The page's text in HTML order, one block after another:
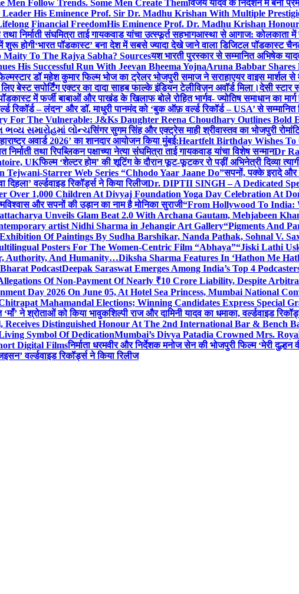
Follow Trends. Some Men Create Themविजय यादव के निर्देशन में बनी
Leader His Eminence Prof. Sir Dr. Madhu Krishan With Multiple
Financial FreedomHis Eminence Prof. Dr. Madhu Krishan
निर्माती संघमित्रा ताई गायकवाड यांचा उत्स्फूर्त सहभागआस्था से आगाज: कोलकाता में
शुरू होगी‘भारत पॉडकास्ट’ बना देश में सबसे ज्यादा देखे जाने वाला डिजिटल पॉडकास्ट
To The Rajya Sabha? Sourcesयश भारती पुरस्कार से सम्मानित अभिषेक
His Successful Run With Jeevan Bheema YojnaAruna Babbar Shares
डॉ महेश कुमार फिल्म भोज का ट्रेलर भोजपुरी समाज ने सराहाएयर वाइस मार्शल
बेस्ट सपोर्टिंग एक्टर का दादा साहब फाल्के इंडियन टेलीविज़न अवॉर्ड मिला।देसी स्टार
में फर्जी बाबाओं और पाखंड के खिलाफ बोले रोहित भार्गव- ज्योतिष समाधान का
रिकॉर्ड – लंदन’ और डॉ. माधुरी पानमंद को ‘बुक ऑफ़ वर्ल्ड रिकॉर्ड – USA’ से सम्मानित
For The Vulnerable: J&Ks Daughter Reena Choudhary Outlines Bold
સમારોહમાં લોન્ચसिंगर सुगम सिंह और एक्ट्रेस माही श्रीवास्तव का भोजपुरी
अवार्ड 2026’ का शानदार आयोजन किया मुंबई:Heartfelt Birthday Wishes
निर्माती तथा रिपब्लिकन पक्षाच्या नेत्या संघमित्रा ताई गायकवाड यांचा विशेष सन्मानDr
UKफिल्म ‘शेल्टर होम’ की शूटिंग के दौरान फूट-फूटकर रो पड़ीं अभिनेत्री दिव्या
Starrer Web Series “Chhodo Yaar Jaane Do”सपनों, पक्के इरादे और
वर्ल्डवाइड रिकॉर्ड्स ने किया रिलीजDr. DIPTII SINGH – A Dedicated
Over 1,000 Children At Divyaj Foundation Yoga Day Celebration At
और सपनों की उड़ान का नाम है मोनिका सुराजी“From Hollywood To India:
Unveils Glam Beat 2.0 With Archana Gautam, Mehjabeen
artist Nidhi Sharma in Jehangir Art Gallery“Pigments And
Of Paintings By Sudha Barshikar, Nanda Pathak, Sohnal V.
Posters For The Women-Centric Film “Abhaya”“Jiski Lathi
Authority, And Humanity…Diksha Sharma Features In ‘Hathon Me
PodcastDeepak Saraswat Emerges Among India’s Top 4
Of Non-Payment Of Nearly ₹10 Crore Liability, Despite
Day 2026 On June 05, At Hotel Sea Princess, Mumbai National
Mahamandal Elections; Winning Candidates Express Special
‘माँ’ ने श्रोताओं को किया भावुकशिल्पी राज और दामिनी यादव का धमाका, वर्ल्डवाइड
Distinguished Honour At The 2nd International Bar & Bench
Symbol Of DedicationMumbai’s Divya Patadia Crowned Mrs.
Digital Filmsनिर्माता धरमवीर और निर्देशक मनोज सेन की भोजपुरी फिल्म ‘मेरी
वर्ल्डवाइड रिकॉर्ड्स ने किया रिलीज